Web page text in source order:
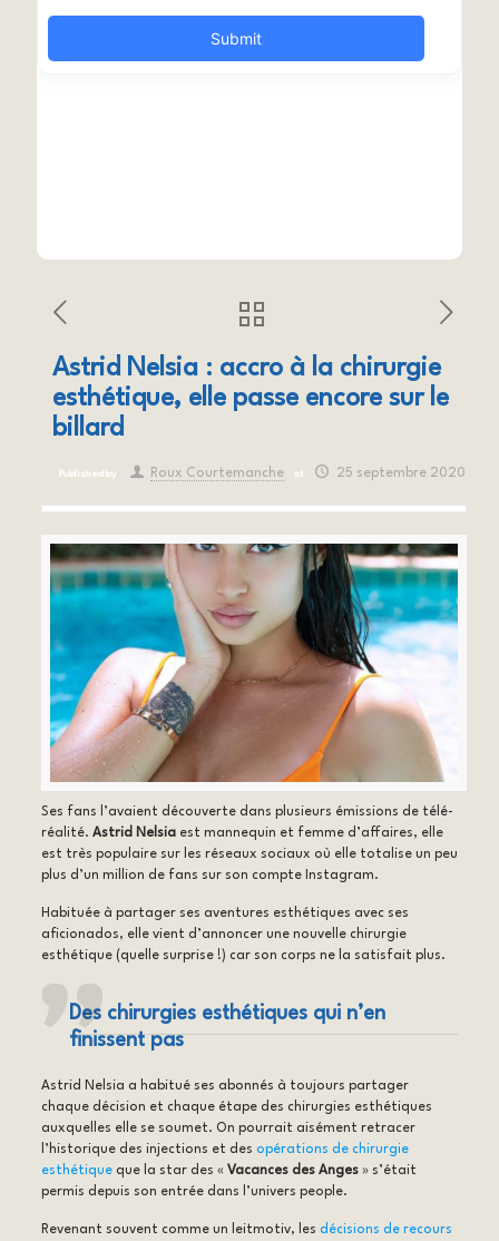
Astrid Nelsia : accro à la chirurgie
esthétique, elle passe encore sur le
billard
Published by Roux Courtemanche at 25 septembre 2020
Ses fans l’avaient découverte dans plusieurs émissions de télé-
réalité. Astrid Nelsiaest mannequin et femme d’affaires, elle
est très populaire sur les réseaux sociaux où elle totalise un peu
plus d’un million de fans sur son compte Instagram.
Habituée à partager ses aventures esthétiques avec ses
aficionados, elle vient d’annoncer une nouvelle chirurgie
esthétique (quelle surprise !) car son corps ne la satisfait plus.
Des chirurgies esthétiques qui n’en
finissent pas
Astrid Nelsia a habitué ses abonnés à toujours partager
chaque décision et chaque étape des chirurgies esthétiques
auxquelles elle se soumet. On pourrait aisément retracer
l’historique des injections et des opérations de chirurgie
esthétiqueque la star des « Vacances des Anges» s’était
permis depuis son entrée dans l’univers people.
Revenant souvent comme un leitmotiv, les décisions de recours